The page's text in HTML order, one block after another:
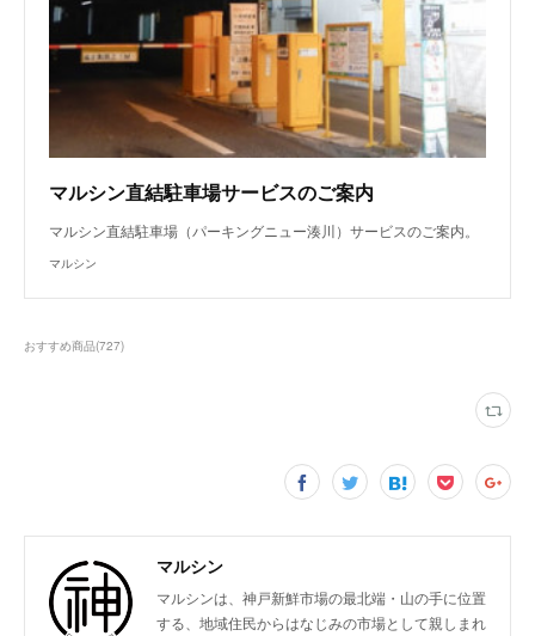
マルシン直結駐車場サービスのご案内
マルシン直結駐車場（パーキングニュー湊川）サービスのご案内。
マルシン
おすすめ商品(727)
マルシン
マルシンは、神戸新鮮市場の最北端・山の手に位置
する、地域住民からはなじみの市場として親しまれ